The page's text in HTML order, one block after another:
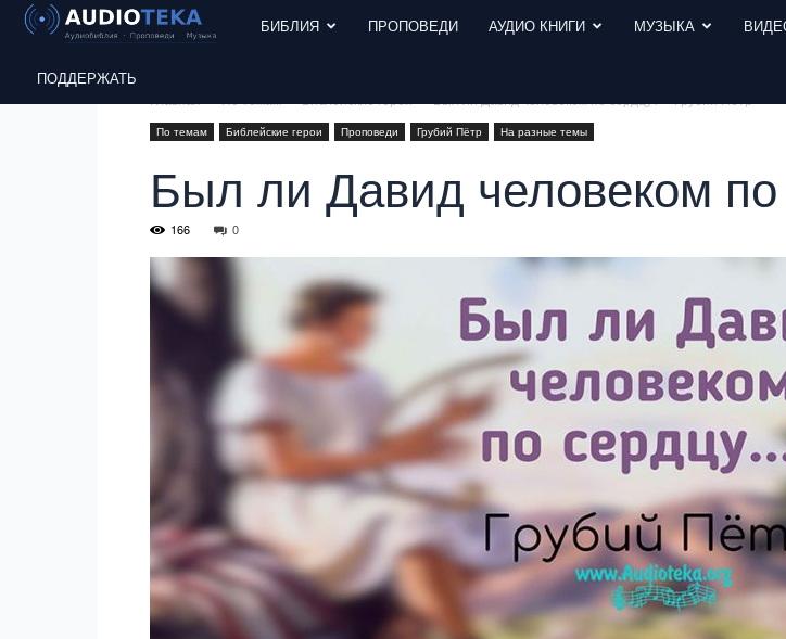
БИБЛИЯ ПРОПОВЕДИ АУДИО КНИГИ МУЗЫКА
ПОДДЕРЖАТЬ
По темам Библейские герои Проповеди Грубий Пётр На разные темы
Был ли Давид человеком
166 0